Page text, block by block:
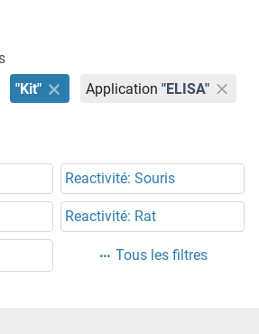
"Kit" Application "ELISA"
Reactivité: Souris
Reactivité: Rat
Tous les filtres